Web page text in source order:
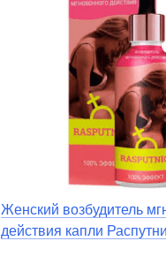
Женский возбудитель
действия капли